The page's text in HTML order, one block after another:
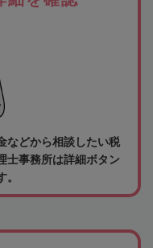
などから相談したい税
士事務所は詳細ボタン